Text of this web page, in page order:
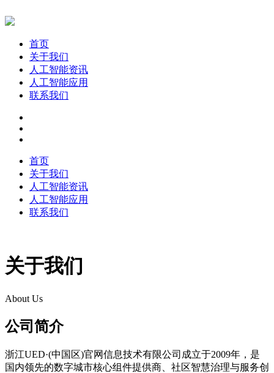
首页
关于我们
人工智能资讯
人工智能应用
联系我们
首页
关于我们
人工智能资讯
人工智能应用
联系我们
关于我们
About Us
公司简介
浙江UED·(中国区)官网信息技术有限公司成立于2009年，是
国内领先的数字城市核心组件提供商、社区智慧治理与服务创